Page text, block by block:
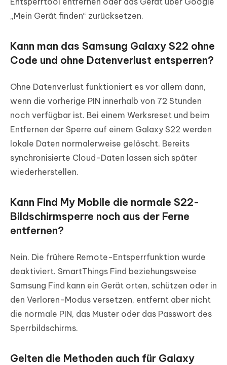
„Mein Gerät finden“ zurücksetzen.
Kann man das Samsung Galaxy S22 ohne
Code und ohne Datenverlust entsperren?
Ohne Datenverlust funktioniert es vor allem dann,
wenn die vorherige PIN innerhalb von 72 Stunden
noch verfügbar ist. Bei einem Werksreset und beim
Entfernen der Sperre auf einem Galaxy S22 werden
lokale Daten normalerweise gelöscht. Bereits
synchronisierte Cloud-Daten lassen sich später
wiederherstellen.
Kann Find My Mobile die normale S22-
Bildschirmsperre noch aus der Ferne
entfernen?
Nein. Die frühere Remote-Entsperrfunktion wurde
deaktiviert. SmartThings Find beziehungsweise
Samsung Find kann ein Gerät orten, schützen oder in
den Verloren-Modus versetzen, entfernt aber nicht
die normale PIN, das Muster oder das Passwort des
Sperrbildschirms.
Gelten die Methoden auch für Galaxy